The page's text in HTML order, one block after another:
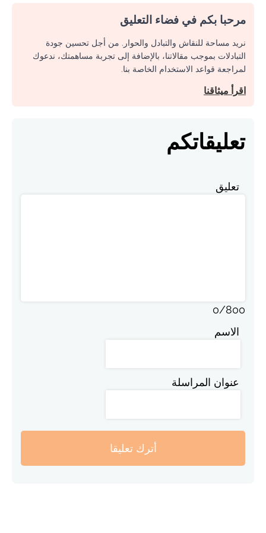
مرحبا بكم في فضاء التعليق
نريد مساحة للنقاش والتبادل والحوار. من أجل تحسين جودة
التبادلات بموجب مقالاتنا، بالإضافة إلى تجربة مساهمتك، ندعوك
لمراجعة قواعد الاستخدام الخاصة بنا.
اقرأ ميثاقنا
تعليقاتكم
تعليق
0/800
الاسم
عنوان المراسلة
أترك تعليقا